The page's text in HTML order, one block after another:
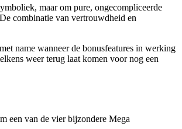
maar om pure, ongecompliceerde
combinatie van vertrouwdheid en
name wanneer de bonusfeatures in werking
weer terug laat komen voor nog een
een van de vier bijzondere Mega